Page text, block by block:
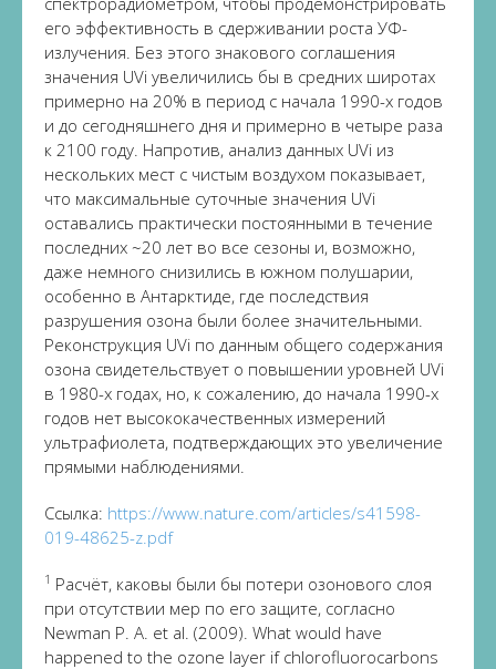
его эффективность в сдерживании роста УФ-
излучения. Без этого знакового соглашения
значения UVi увеличились бы в средних широтах
примерно на 20% в период с начала 1990-х годов
и до сегодняшнего дня и примерно в четыре раза
к 2100 году. Напротив, анализ данных UVi из
нескольких мест с чистым воздухом показывает,
что максимальные суточные значения UVi
оставались практически постоянными в течение
последних ~20 лет во все сезоны и, возможно,
даже немного снизились в южном полушарии,
особенно в Антарктиде, где последствия
разрушения озона были более значительными.
Реконструкция UVi по данным общего содержания
озона свидетельствует о повышении уровней UVi
в 1980-х годах, но, к сожалению, до начала 1990-х
годов нет высококачественных измерений
ультрафиолета, подтверждающих это увеличение
прямыми наблюдениями.
Ссылка: https://www.nature.com/articles/s41598-
019-48625-z.pdf
1 Расчёт, каковы были бы потери озонового слоя
при отсутствии мер по его защите, согласно
Newman P. A. et al. (2009). What would have
happened to the ozone layer if chlorofluorocarbons